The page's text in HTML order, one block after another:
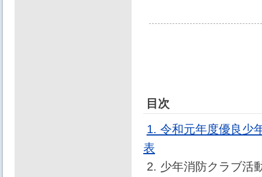
目次
1. 令和元年度優良少
表
2. 少年消防クラブ活